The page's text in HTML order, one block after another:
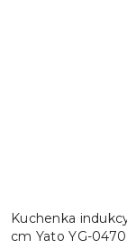
Kuchenka
cm Yato YG-